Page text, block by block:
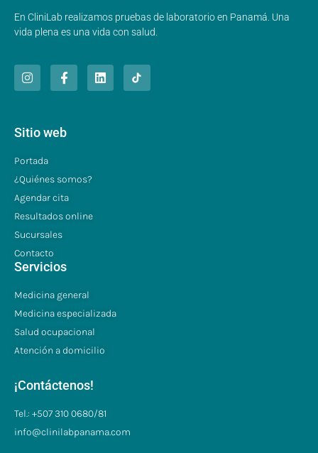
En CliniLab realizamos pruebas de laboratorio en Panamá. Una
vida plena es una vida con salud.
Sitio web
Portada
¿Quiénes somos?
Agendar cita
Resultados online
Sucursales
Contacto
Servicios
Medicina general
Medicina especializada
Salud ocupacional
Atención a domicilio
¡Contáctenos!
Tel.: +507 310 0680/81
info@clinilabpanama.com